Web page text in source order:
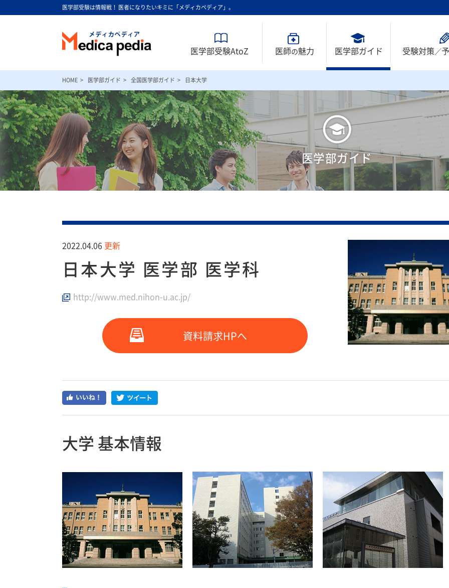
医学部受験は情報戦！ 医者になりたいキミに「メディカペディア」。
医学部受験AtoZ 医師の魅力 医学部ガイド 受験対策 ／
HOME 医学部ガイド 全国医学部ガイド 日本大学
医学部ガイド
2022.04.06 更新
日本大学 医学部 医学科
http://www.med.nihon-u.ac.jp/
資料請求HPへ
大学 基本情報